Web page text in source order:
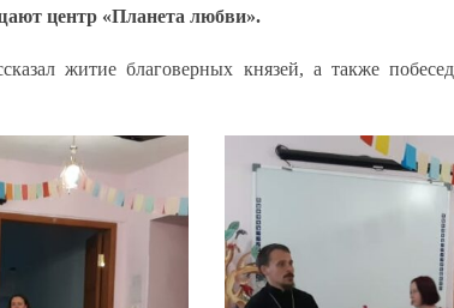
центр «Планета любви».
житие благоверных князей, а также